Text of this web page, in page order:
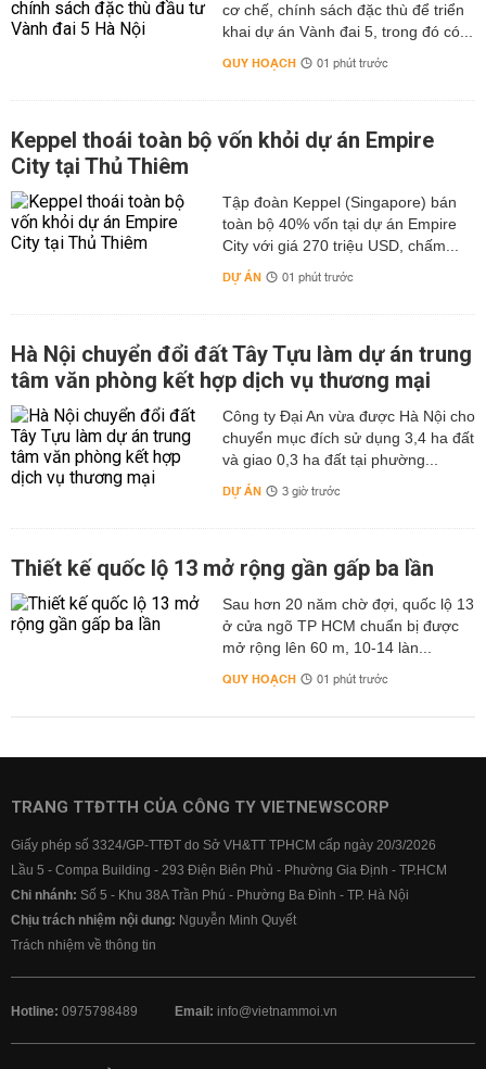
cơ chế, chính sách đặc thù để triển
khai dự án Vành đai 5, trong đó có...
QUY HOẠCH 01 phút trước
Keppel thoái toàn bộ vốn khỏi dự án Empire
City tại Thủ Thiêm
Tập đoàn Keppel (Singapore) bán
toàn bộ 40% vốn tại dự án Empire
City với giá 270 triệu USD, chấm...
DỰ ÁN 01 phút trước
Hà Nội chuyển đổi đất Tây Tựu làm dự án trung
tâm văn phòng kết hợp dịch vụ thương mại
Công ty Đại An vừa được Hà Nội cho
chuyển mục đích sử dụng 3,4 ha đất
và giao 0,3 ha đất tại phường...
DỰ ÁN 3 giờ trước
Thiết kế quốc lộ 13 mở rộng gần gấp ba lần
Sau hơn 20 năm chờ đợi, quốc lộ 13
ở cửa ngõ TP HCM chuẩn bị được
mở rộng lên 60 m, 10-14 làn...
QUY HOẠCH 01 phút trước
TRANG TTĐTTH CỦA CÔNG TY VIETNEWSCORP
Giấy phép số 3324/GP-TTĐT do Sở VH&TT TPHCM cấp ngày 20/3/2026
Lầu 5 - Compa Building - 293 Điện Biên Phủ - Phường Gia Định - TP.HCM
Chi nhánh: Số 5 - Khu 38A Trần Phú - Phường Ba Đình - TP. Hà Nội
Chịu trách nhiệm nội dung: Nguyễn Minh Quyết
Trách nhiệm về thông tin
Hotline: 0975798489 Email: info@vietnammoi.vn